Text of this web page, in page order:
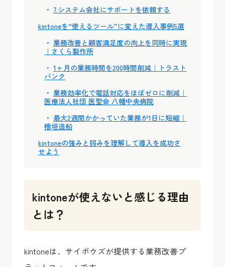
7.システム会社にサポートを依頼する
kintoneを“使えるツール”に変えた導入事例5選
業務改善と顧客満足度の向上を同時に実現
｜さくら製作所
1ヶ月の業務時間を200時間削減｜トラスト
バンク
業務効率化で電話対応をほぼゼロに削減｜
医療法人社団 医聖会 八幡中央病院
最大2週間かかっていた業務が1日に短縮｜
檜垣造船
kintoneの強みと弱みを理解して導入を成功さ
せよう
kintoneが使えないと感じる理由
とは？
kintoneは、サイボウズが提供する業務改善プ